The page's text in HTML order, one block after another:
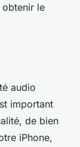
obtenir le
audio
important
de bien
iPhone,